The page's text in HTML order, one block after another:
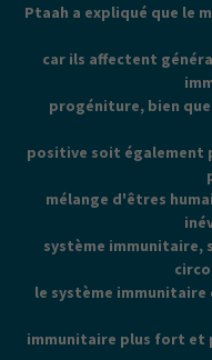
Ptaah a expliqué que le
car ils affectent
progéniture, bien
positive soit également
mélange d'êtres
système immunitaire,
le système immunitaire
immunitaire plus fort et